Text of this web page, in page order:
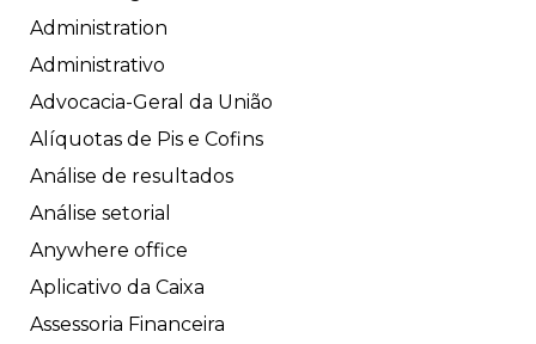
Administration
Administrativo
Advocacia-Geral da União
Alíquotas de Pis e Cofins
Análise de resultados
Análise setorial
Anywhere office
Aplicativo da Caixa
Assessoria Financeira